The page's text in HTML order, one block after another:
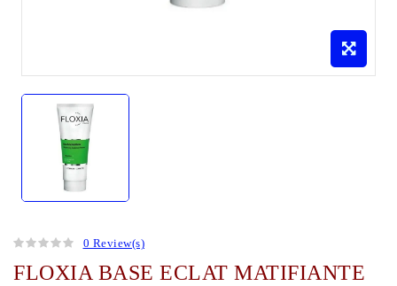
0 Review(s)
FLOXIA BASE ECLAT MATIFIANTE